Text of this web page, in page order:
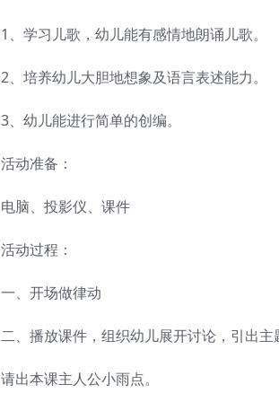
1、学习儿歌，幼儿能有感情地朗诵儿歌。
2、培养幼儿大胆地想象及语言表述能力。
3、幼儿能进行简单的创编。
活动准备：
电脑、投影仪、课件
活动过程：
一、开场做律动
二、播放课件，组织幼儿展开讨论，引出主
请出本课主人公小雨点。